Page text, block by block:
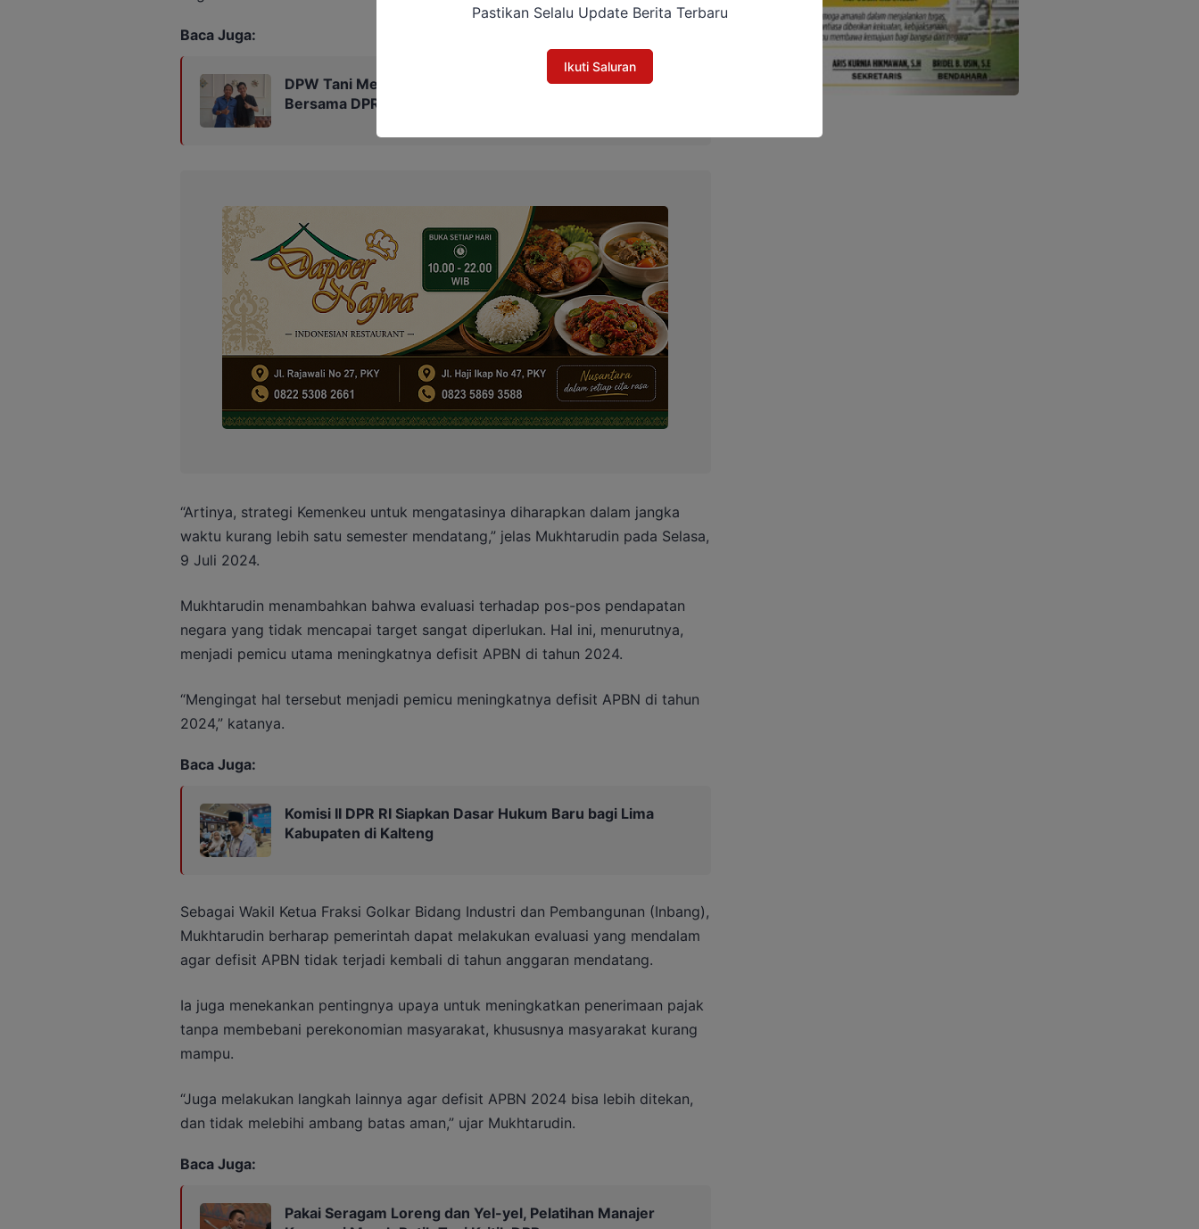
Baca Juga:
DPW Tani Merdeka Kalteng Bahas Masa Depan Pertanian
Bersama DPR RI
“Artinya, strategi Kemenkeu untuk mengatasinya diharapkan dalam jangka
waktu kurang lebih satu semester mendatang,” jelas Mukhtarudin pada Selasa,
9 Juli 2024.
Mukhtarudin menambahkan bahwa evaluasi terhadap pos-pos pendapatan
negara yang tidak mencapai target sangat diperlukan. Hal ini, menurutnya,
menjadi pemicu utama meningkatnya defisit APBN di tahun 2024.
“Mengingat hal tersebut menjadi pemicu meningkatnya defisit APBN di tahun
2024,” katanya.
Baca Juga:
Komisi II DPR RI Siapkan Dasar Hukum Baru bagi Lima
Kabupaten di Kalteng
Sebagai Wakil Ketua Fraksi Golkar Bidang Industri dan Pembangunan (Inbang),
Mukhtarudin berharap pemerintah dapat melakukan evaluasi yang mendalam
agar defisit APBN tidak terjadi kembali di tahun anggaran mendatang.
Ia juga menekankan pentingnya upaya untuk meningkatkan penerimaan pajak
tanpa membebani perekonomian masyarakat, khususnya masyarakat kurang
mampu.
“Juga melakukan langkah lainnya agar defisit APBN 2024 bisa lebih ditekan,
dan tidak melebihi ambang batas aman,” ujar Mukhtarudin.
Baca Juga:
Pakai Seragam Loreng dan Yel-yel, Pelatihan Manajer
Pastikan Selalu Update Berita Terbaru
Ikuti Saluran